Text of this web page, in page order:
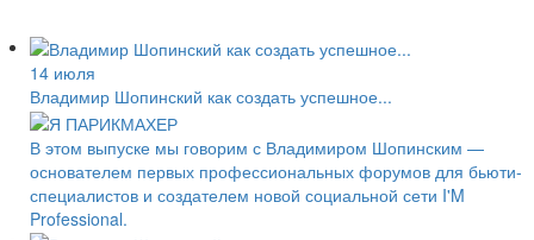
14 июля
Владимир Шопинский как создать успешное...
В этом выпуске мы говорим с Владимиром Шопинским —
основателем первых профессиональных форумов для бьюти-
специалистов и создателем новой социальной сети I'M
Professional.